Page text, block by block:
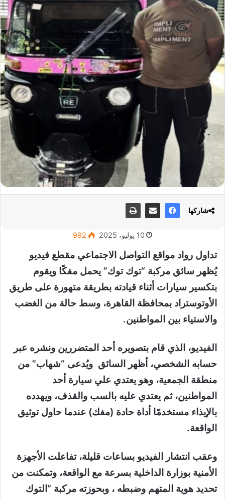
10 يوليو، 2025 992
تداول رواد مواقع التواصل الاجتماعي مقطع فيديو
يُظهر سائق مركبة “توك توك” يحمل مفكًا ويقوم
بتكسير سيارات أثناء قيادته بطريقة متهورة على طريق
الأوتوستراد بمحافظة القاهرة، وسط حالة من الغضب
والاستياء بين المواطنين.
الفيديو، الذي قام بتصويره أحد المتضررين ونشره عبر
حسابه الشخصي، أظهر السائق ويُدعى “شهاب” من
منطقة الجمعية، وهو يعتدي علي سيارة أحد
المواطنين، ثم يعتدي عليه بالسب والقذف، ويهدده
بالإيذاء مستخدمًا أداة حادة (مفك) عندما حاول توثيق
الواقعة.
وعقب انتشار الفيديو بساعات قليلة، تفاعلت الأجهزة
الأمنية بوزارة الداخلية بسرعة مع الواقعة، وتمكنت من
تحديد هوية المتهم وضبطه ، وبحوزته مركبة “التوك
شاركها